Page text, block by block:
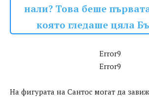
нали? Това беше
която гледаше цяла
Error9
Error9
На фигурата на Сантос могат да